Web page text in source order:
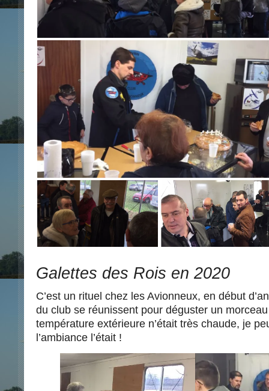
Galettes des Rois en 2020
C’est un rituel chez les Avionneux, en début
du club se réunissent pour déguster un
température extérieure n’était très chaude, je
l’ambiance l’était !